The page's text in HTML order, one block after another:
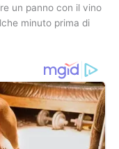
un panno con il vino
minuto prima di